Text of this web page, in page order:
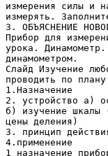
измерения силы и
измерять.
3. ОБЪЯСНЕНИЕ
Прибор для
урока.
динамометром.
Слайд Изучение
проводить по плану
1.Назначение
2. устройство а)
б) изучение шкалы
цены деления)
3. принцип
4.применение
1 назначение